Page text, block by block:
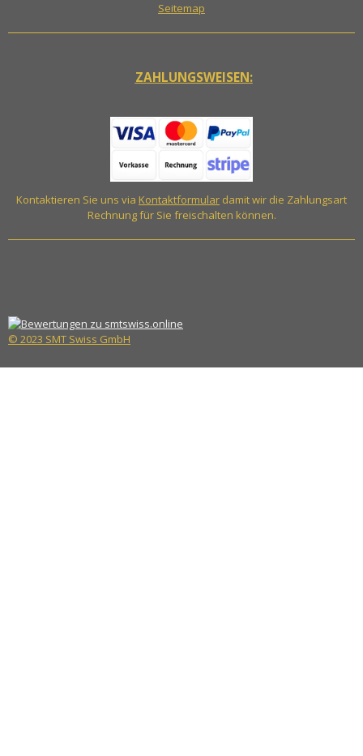
Seitemap
ZAHLUNGSWEISEN:
Kontaktieren Sie uns via Kontaktformular damit wir die Zahlungsart
Rechnung für Sie freischalten können.
© 2023 SMT Swiss GmbH